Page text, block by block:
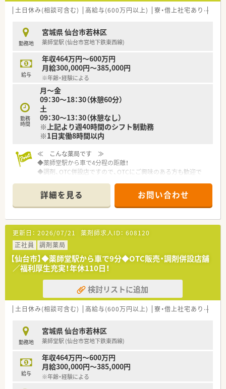
土日休み(相談可含む) 高給与(600万円以上) 寮・借上社宅あり
勤務地
宮城県 仙台市若林区
薬師堂駅 (仙台市営地下鉄東西線)
給与
年収464万円～600万円
月給300,000円～385,000円
※年齢・経験による
勤務
時間
月～金
09：30～18：30（休憩60分）
土
09：30～13：30（休憩なし）
※上記より週40時間のシフト制勤務
※1日実働8時間以内
≪ こんな薬局です ≫
◆薬師堂駅から車で4分程の距離！
◆調剤、OTC併設店ですので、OTCにご興味のある方も歓迎で
≪ こんな企業です ≫
◆年間休日110日、有休消化もしやすい環境です。メリハリをつ
けながらお仕事したい方にも最適です
◆大手チェーン薬局ならではの福利厚生が充実していますので、
産休育休制度や育児介護短時間勤務制度など、ライフスタイルの
変化にあわせて安心してお仕事を続けられる実績が多数ありま
す。
◆教育体制の他、明確な昇格基準を設けていますので、ご自身の
頑張りがはっきりと反映され、やりがいを持って取り組んでいく
ことができます。
詳細を見る お問い合わせ
更新日： 2026/07/21 薬剤師求人ID： 608120
正社員
調剤薬局
【仙台市】◆薬師堂駅から車で9分◆OTC販売・調剤併設店舗
／福利厚生充実！年休110日！
検討リストに追加
土日休み(相談可含む) 高給与(600万円以上) 寮・借上社宅あり
勤務地
宮城県 仙台市若林区
薬師堂駅 (仙台市営地下鉄東西線)
給与
年収464万円～600万円
月給300,000円～385,000円
※年齢・経験による